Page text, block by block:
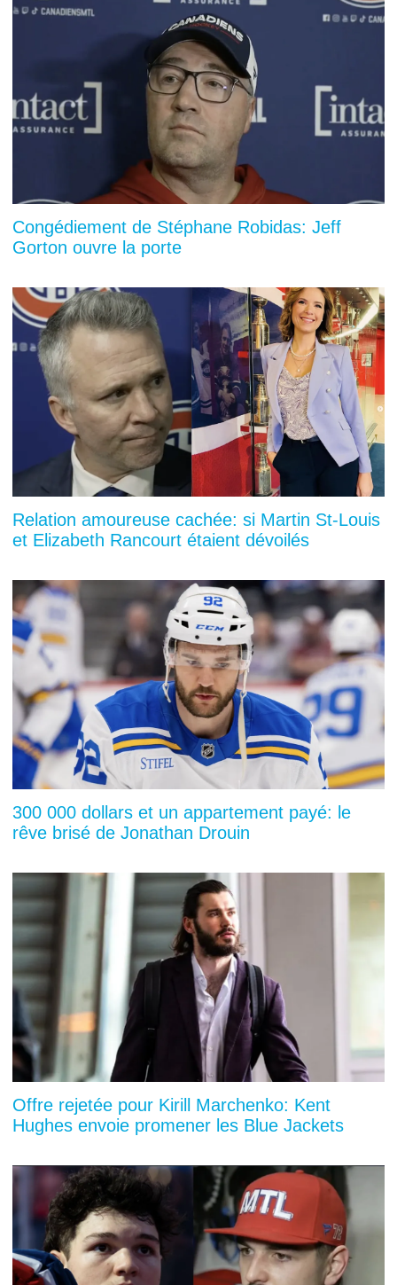
Congédiement de Stéphane Robidas: Jeff
Gorton ouvre la porte
Relation amoureuse cachée: si Martin St-Louis
et Elizabeth Rancourt étaient dévoilés
300 000 dollars et un appartement payé: le
rêve brisé de Jonathan Drouin
Offre rejetée pour Kirill Marchenko: Kent
Hughes envoie promener les Blue Jackets